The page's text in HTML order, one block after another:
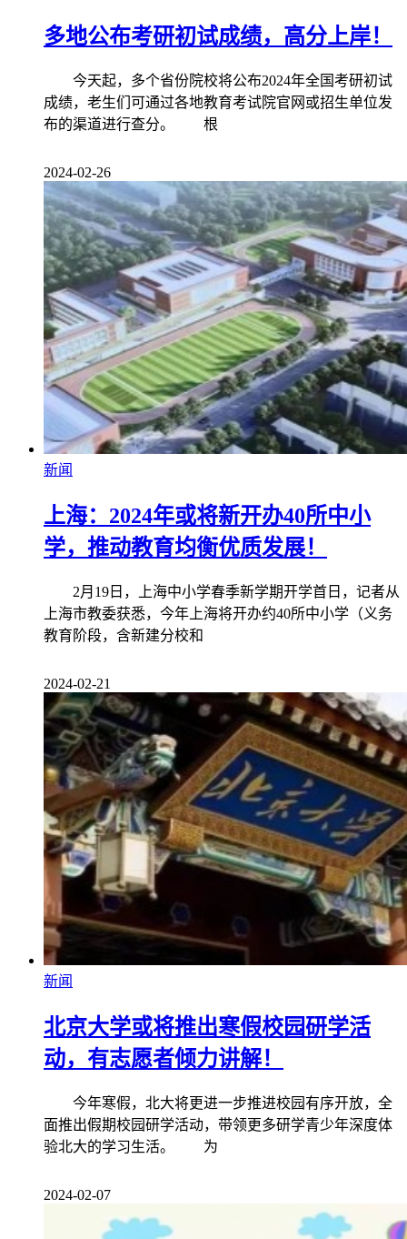
多地公布考研初试成绩，高分上岸！
今天起，多个省份院校将公布2024年全国考研初试
成绩，老生们可通过各地教育考试院官网或招生单位发
布的渠道进行查分。 根
2024-02-26
新闻
上海：2024年或将新开办40所中小
学，推动教育均衡优质发展！
2月19日，上海中小学春季新学期开学首日，记者从
上海市教委获悉，今年上海将开办约40所中小学（义务
教育阶段，含新建分校和
2024-02-21
新闻
北京大学或将推出寒假校园研学活
动，有志愿者倾力讲解！
今年寒假，北大将更进一步推进校园有序开放，全
面推出假期校园研学活动，带领更多研学青少年深度体
验北大的学习生活。 为
2024-02-07